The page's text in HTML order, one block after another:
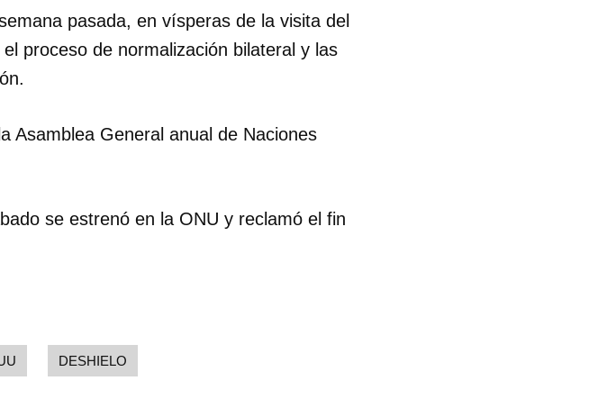
pasada, en vísperas de la visita del
proceso de normalización bilateral y las
Asamblea General anual de Naciones
se estrenó en la ONU y reclamó el fin
DESHIELO